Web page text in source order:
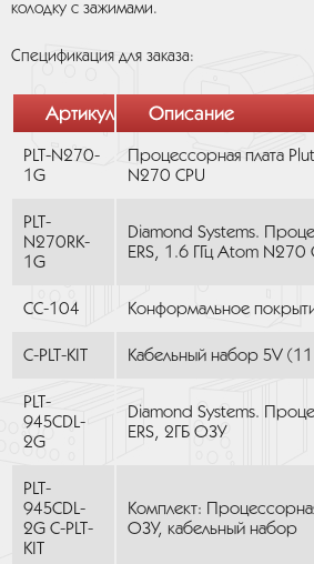
колодку с зажимами.
Спецификация для заказа:
Артикул Описание
PLT-N270-
1G
Процессорная плата
N270 CPU
PLT-
N270RK-
1G
Diamond Systems.
ERS, 1.6 ГГц Atom N270
CC-104 Конформальное
C-PLT-KIT Кабельный набор 5V
PLT-
945CDL-
2G
Diamond Systems.
ERS, 2ГБ ОЗУ
PLT-
945CDL-
2G C-PLT-
KIT
Комплект:
ОЗУ, кабельный набор